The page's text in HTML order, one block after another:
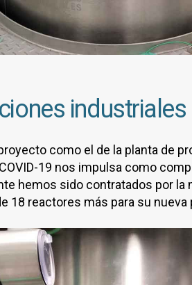
industriales
como el de la planta de
19 nos impulsa como
hemos sido contratados por la
18 reactores más para su nueva